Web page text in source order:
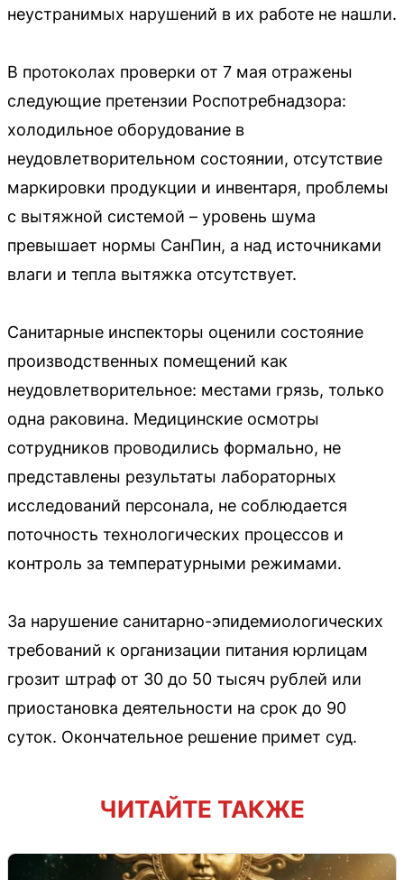
неустранимых нарушений в их работе не нашли.
В протоколах проверки от 7 мая отражены
следующие претензии Роспотребнадзора:
холодильное оборудование в
неудовлетворительном состоянии, отсутствие
маркировки продукции и инвентаря, проблемы
с вытяжной системой – уровень шума
превышает нормы СанПин, а над источниками
влаги и тепла вытяжка отсутствует.
Санитарные инспекторы оценили состояние
производственных помещений как
неудовлетворительное: местами грязь, только
одна раковина. Медицинские осмотры
сотрудников проводились формально, не
представлены результаты лабораторных
исследований персонала, не соблюдается
поточность технологических процессов и
контроль за температурными режимами.
За нарушение санитарно-эпидемиологических
требований к организации питания юрлицам
грозит штраф от 30 до 50 тысяч рублей или
приостановка деятельности на срок до 90
суток. Окончательное решение примет суд.
ЧИТАЙТЕ ТАКЖЕ